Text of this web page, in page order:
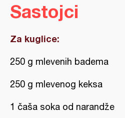
Sastojci
Za kuglice:
250 g mlevenih badema
250 g mlevenog keksa
1 čaša soka od narandže